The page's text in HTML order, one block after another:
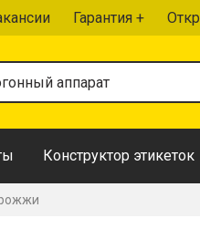
Гарантия +
Конструктор этикеток